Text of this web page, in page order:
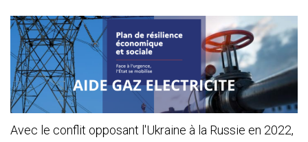
Avec le conflit opposant l'Ukraine à la Russie en 2022,